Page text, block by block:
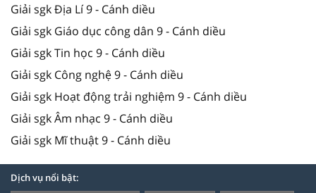
Giải sgk Địa Lí 9 - Cánh diều
Giải sgk Giáo dục công dân 9 - Cánh diều
Giải sgk Tin học 9 - Cánh diều
Giải sgk Công nghệ 9 - Cánh diều
Giải sgk Hoạt động trải nghiệm 9 - Cánh diều
Giải sgk Âm nhạc 9 - Cánh diều
Giải sgk Mĩ thuật 9 - Cánh diều
Dịch vụ nổi bật: